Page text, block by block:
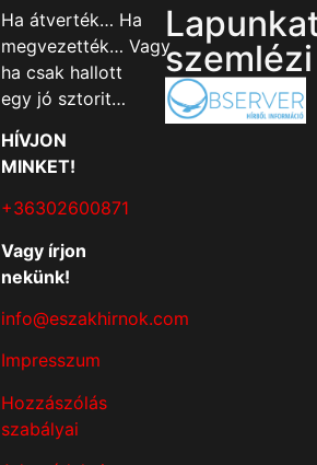
Ha átverték… Ha
megvezették… Vagy
ha csak hallott
egy jó sztorit…
HÍVJON
MINKET!
+36302600871
Vagy írjon
nekünk!
info@eszakhirnok.com
Impresszum
Hozzászólás
szabályai
szemlézi